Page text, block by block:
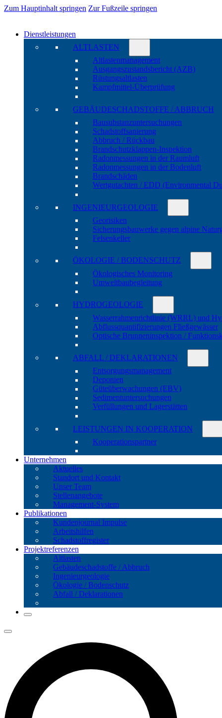
Zum Hauptinhalt springen Zur Fußzeile springen
Dienstleistungen
ALTLASTEN
Altlasten­manage­ment
Ausgangs­zustands­bericht (AZB)
Rüstungs­altlasten
Kampf­mittel-Über­prüfung
GEBÄUDE­SCHADSTOFFE / ABBRUCH
Bau­substanz­unter­suchungen
Schadstoff­sanierung
Abbruch / Rückbau
Brandschutz­klappen-Inspektion
Radon­messungen in der Raum­luft
Radon­messungen in der Boden­luft
Brand­schäden
Wert­gutachten / EDD (Environ­mental
INGENIEUR­GEOLOGIE
Geo­risiken
Sicherungs­bau­werke gegen alpine
Felsen­keller
ÖKOLOGIE / BODENSCHUTZ
Öko­logisches Moni­toring
Umwelt­bau­be­gleitung
HYDRO­GEOLOGIE
Wasser­rahmen­richtlinie (WRRL) und
Abfluss­quanti­fizierungen Fließ­gewässer
Optische Brunnen­inspektion /
ABFALL / DEKLARATIONEN
Entsorgungs­manage­ment
Deponien
Güte­über­wachungen (EBV)
Sedi­ment­unter­suchungen
Verfül­lungen und Lager­stätten
LEISTUNGEN IN KOOPERATION
Kooperations­partner
Unternehmen
Aktuelles
Standort und Kontakt
Unser Team
Stellenangebote
Management-System
Publikationen
Kundenjournal Impulse
Arbeitshilfen
Schadstoffregister
Projektreferenzen
Altlasten
Gebäude­schadstoffe / Abbruch
Ingenieur­geologie
Ökologie / Bodenschutz
Abfall / Deklarationen